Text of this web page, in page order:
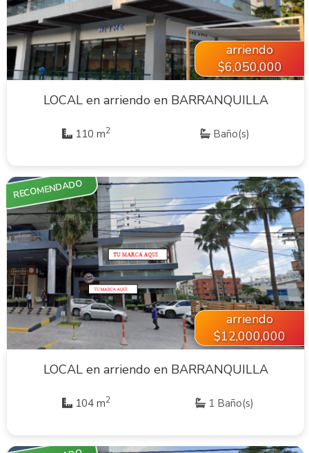
arriendo
$6,050,000
LOCAL en arriendo en BARRANQUILLA
110 m2 Baño(s)
VER INMUEBLE
RECOMENDADO
arriendo
$12,000,000
LOCAL en arriendo en BARRANQUILLA
104 m2 1 Baño(s)